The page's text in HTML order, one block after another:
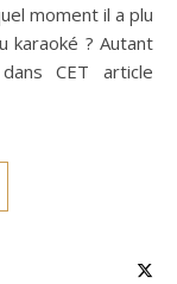
moment il a plu
karaoké ? Autant
CET article